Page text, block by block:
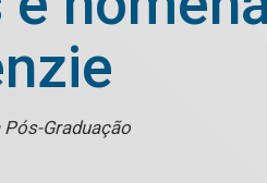
Graduação